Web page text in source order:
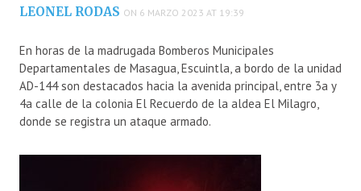
LEONEL RODAS ON 6 MARZO 2023 AT 19:39
En horas de la madrugada Bomberos Municipales
Departamentales de Masagua, Escuintla, a bordo de la unidad
AD-144 son destacados hacia la avenida principal, entre 3a y
4a calle de la colonia El Recuerdo de la aldea El Milagro,
donde se registra un ataque armado.